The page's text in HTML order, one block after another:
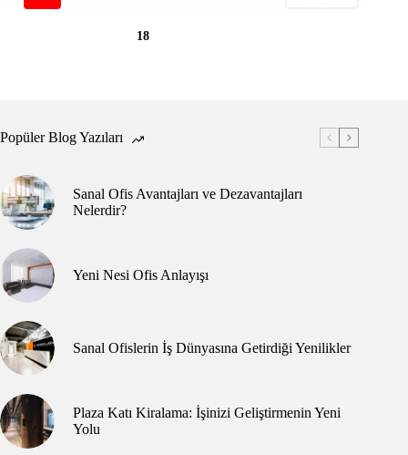
18
Popüler Blog Yazıları
Sanal Ofis Avantajları ve Dezavantajları
Nelerdir?
Yeni Nesi Ofis Anlayışı
Sanal Ofislerin İş Dünyasına Getirdiği Yenilikler
Plaza Katı Kiralama: İşinizi Geliştirmenin Yeni
Yolu